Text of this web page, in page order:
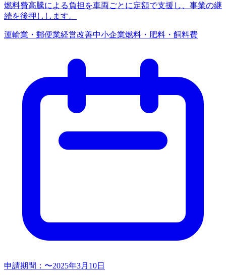
燃料費高騰による負担を車両ごとに定額で支援し、事業の継
続を後押しします。
運輸業・郵便業経営改善中小企業燃料・肥料・飼料費
申請期間： 〜2025年3月10日